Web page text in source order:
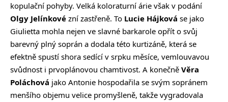
kopulační pohyby. Velká koloraturní árie však v podání
Olgy Jelínkové zní zastřeně. To Lucie Hájková se jako
Giulietta mohla nejen ve slavné barkarole opřít o svůj
barevný plný soprán a dodala této kurtizáně, která se
efektně spustí shora sedící v srpku měsíce, vemlouvavou
svůdnost i prvoplánovou chamtivost. A konečně Věra
Poláchová jako Antonie hospodařila se svým sopránem
menšího objemu velice promyšleně, takže vygradovala